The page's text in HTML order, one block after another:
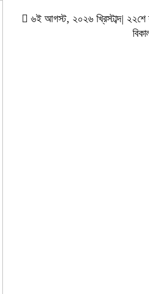
৬ই আগস্ট, ২০২৬ খ্রিস্টাব্দ| ২২শে